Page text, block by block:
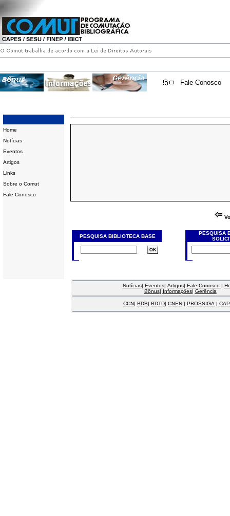
Fale Conosco
Home
Notícias
Eventos
Artigos
Links
Sobre o Comut
Fale Conosco
PESQUISA BIBLIOTECA BASE
PESQUISA
Notícias| Eventos| Artigos| Fale Conosco |
Bônus| Informações| Gerência
CCN| BDB| BDTD| CNEN | PROSSIGA |